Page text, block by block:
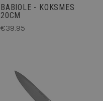
BABIOLE - KOKSMES
20CM
€39.95